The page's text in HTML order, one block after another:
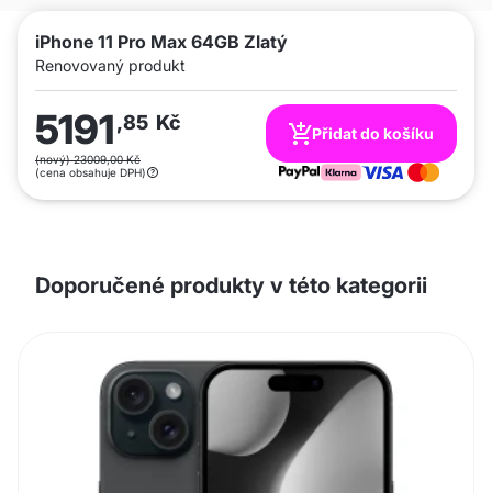
iPhone 11 Pro Max 64GB Zlatý
Renovovaný produkt
5191,85 Kč
(nový) 23009,00 Kč
(cena obsahuje DPH)
Přidat do košíku
Doporučené produkty v této kategorii